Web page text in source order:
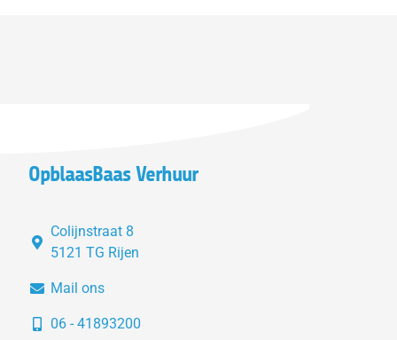
OpblaasBaas Verhuur
Colijnstraat 8
5121 TG Rijen
Mail ons
06 - 41893200